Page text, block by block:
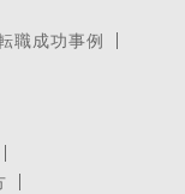
職成功事例